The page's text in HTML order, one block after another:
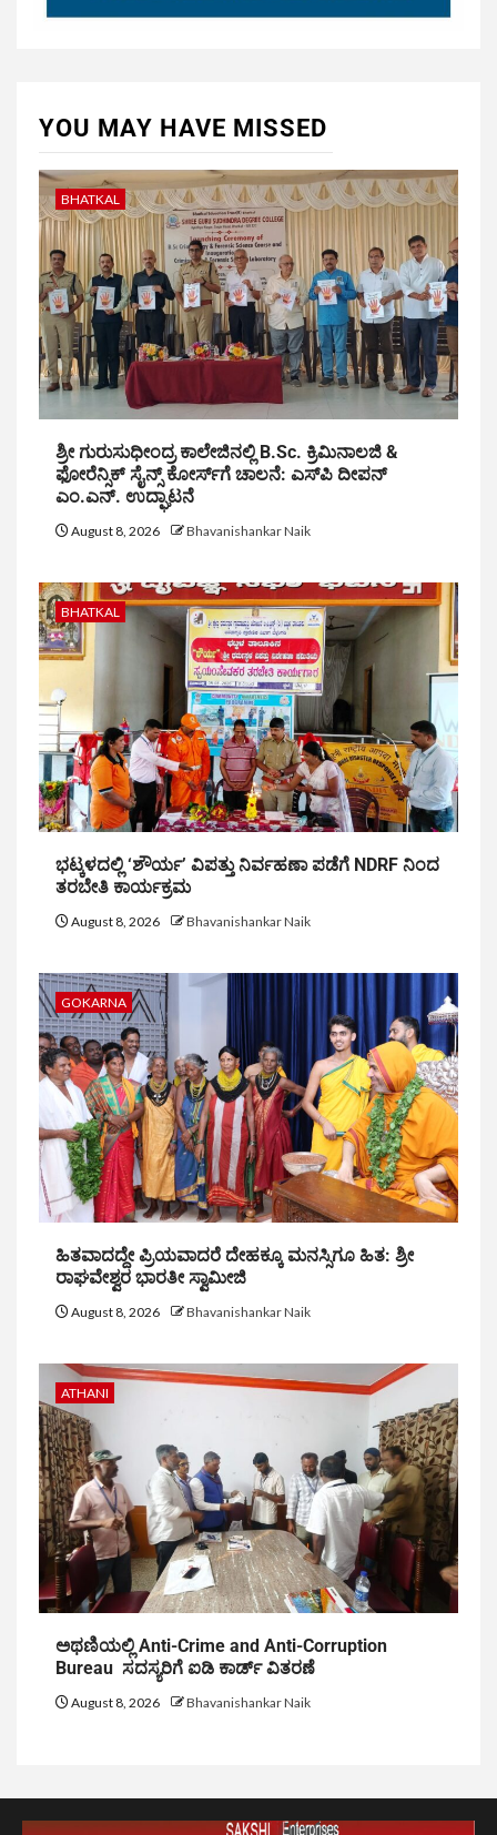
YOU MAY HAVE MISSED
BHATKAL
ಶ್ರೀ ಗುರುಸುಧೀಂದ್ರ ಕಾಲೇಜಿನಲ್ಲಿ B.Sc. ಕ್ರಿಮಿನಾಲಜಿ &
ಫೋರೆನ್ಸಿಕ್ ಸೈನ್ಸ್ ಕೋರ್ಸ್‌ಗೆ ಚಾಲನೆ: ಎಸ್‌ಪಿ ದೀಪನ್
ಎಂ.ಎನ್. ಉದ್ಘಾಟನೆ
August 8, 2026 Bhavanishankar Naik
BHATKAL
ಭಟ್ಕಳದಲ್ಲಿ ‘ಶೌರ್ಯ’ ವಿಪತ್ತು ನಿರ್ವಹಣಾ ಪಡೆಗೆ NDRF ನಿಂದ
ತರಬೇತಿ ಕಾರ್ಯಕ್ರಮ
August 8, 2026 Bhavanishankar Naik
GOKARNA
ಹಿತವಾದದ್ದೇ ಪ್ರಿಯವಾದರೆ ದೇಹಕ್ಕೂ ಮನಸ್ಸಿಗೂ ಹಿತ: ಶ್ರೀ
ರಾಘವೇಶ್ವರ ಭಾರತೀ ಸ್ವಾಮೀಜಿ
August 8, 2026 Bhavanishankar Naik
ATHANI
ಅಥಣಿಯಲ್ಲಿ Anti-Crime and Anti-Corruption
Bureau ಸದಸ್ಯರಿಗೆ ಐಡಿ ಕಾರ್ಡ್ ವಿತರಣೆ
August 8, 2026 Bhavanishankar Naik